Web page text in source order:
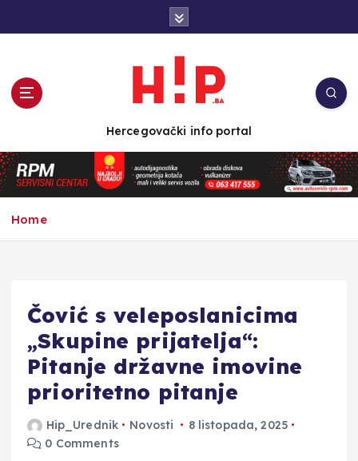
n
t
e
Hercegovački info portal
Home
Čović s veleposlanicima
„Skupine prijatelja“:
Pitanje državne imovine
prioritetno pitanje
Hip_Urednik Novosti
8 listopada, 2025
0 Comments